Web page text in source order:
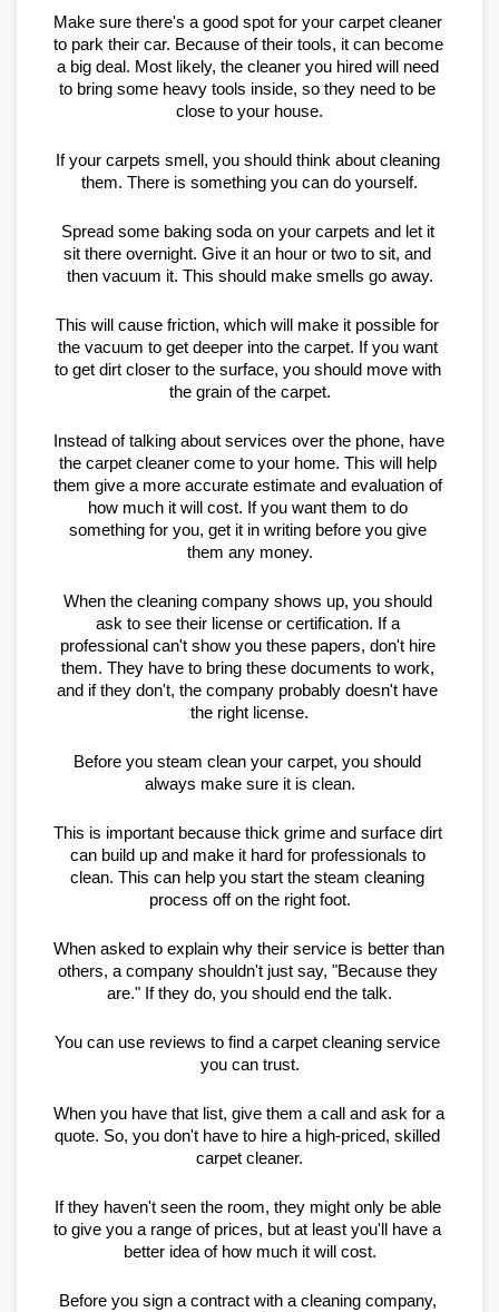
Make sure there's a good spot for your carpet cleaner
to park their car. Because of their tools, it can become
a big deal. Most likely, the cleaner you hired will need
to bring some heavy tools inside, so they need to be
close to your house.
If your carpets smell, you should think about cleaning
them. There is something you can do yourself.
Spread some baking soda on your carpets and let it
sit there overnight. Give it an hour or two to sit, and
then vacuum it. This should make smells go away.
This will cause friction, which will make it possible for
the vacuum to get deeper into the carpet. If you want
to get dirt closer to the surface, you should move with
the grain of the carpet.
Instead of talking about services over the phone, have
the carpet cleaner come to your home. This will help
them give a more accurate estimate and evaluation of
how much it will cost. If you want them to do
something for you, get it in writing before you give
them any money.
When the cleaning company shows up, you should
ask to see their license or certification. If a
professional can't show you these papers, don't hire
them. They have to bring these documents to work,
and if they don't, the company probably doesn't have
the right license.
Before you steam clean your carpet, you should
always make sure it is clean.
This is important because thick grime and surface dirt
can build up and make it hard for professionals to
clean. This can help you start the steam cleaning
process off on the right foot.
When asked to explain why their service is better than
others, a company shouldn't just say, "Because they
are." If they do, you should end the talk.
You can use reviews to find a carpet cleaning service
you can trust.
When you have that list, give them a call and ask for a
quote. So, you don't have to hire a high-priced, skilled
carpet cleaner.
If they haven't seen the room, they might only be able
to give you a range of prices, but at least you'll have a
better idea of how much it will cost.
Before you sign a contract with a cleaning company,